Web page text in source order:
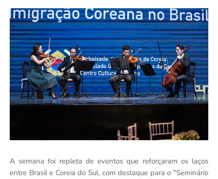
A semana foi repleta de eventos que reforçaram os laços
entre Brasil e Coreia do Sul, com destaque para o "Seminário